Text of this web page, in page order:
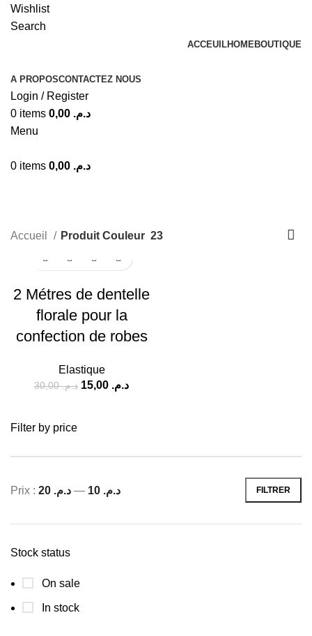
Wishlist
Search
ACCEUILHOMEBOUTIQUE
A PROPOSCONTACTEZ NOUS
Login / Register
0 items د.م.
Menu
0 items د.م.
Filter by price
FILTRER
Prix : د.م. 10 — د.م. 20
Stock status
On sale
In stock
Accueil Produit Couleur 23
2 Métres de dentelle
florale pour la
confection de robes
Elastique
د.م.30,00 د.م.
Paiement à la livraison
Livraison gratuite